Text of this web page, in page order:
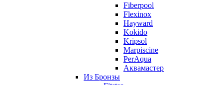
Fiberpool
Flexinox
Hayward
Kokido
Kripsol
Marpiscine
PerAqua
Аквамастер
Из Бронзы